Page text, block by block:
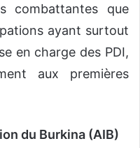
combattantes que
ayant surtout
en charge des PDI,
aux premières
du Burkina (AIB)